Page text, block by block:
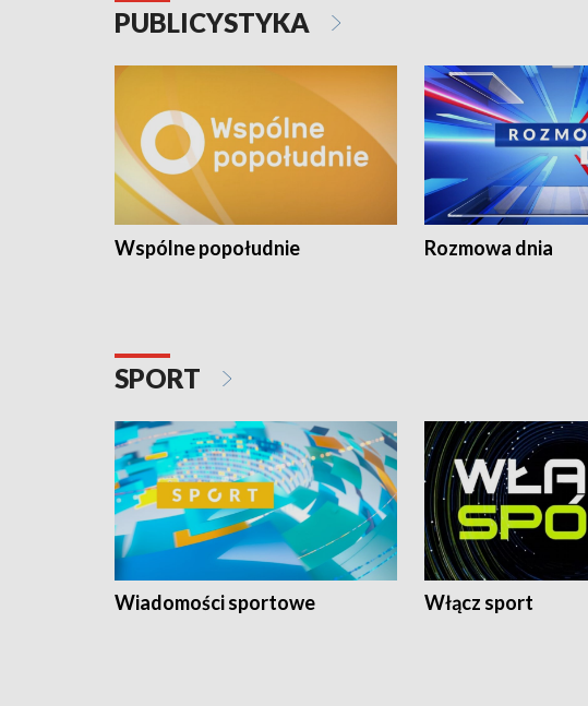
PUBLICYSTYKA
Wspólne popołudnie Rozmowa dnia
SPORT
Wiadomości sportowe Włącz sport